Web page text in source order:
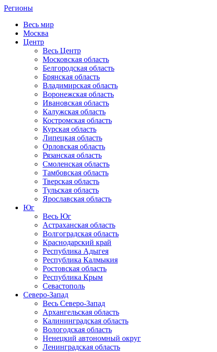
Регионы
Весь мир
Москва
Центр
Весь Центр
Московская область
Белгородская область
Брянская область
Владимирская область
Воронежская область
Ивановская область
Калужская область
Костромская область
Курская область
Липецкая область
Орловская область
Рязанская область
Смоленская область
Тамбовская область
Тверская область
Тульская область
Ярославская область
Юг
Весь Юг
Астраханская область
Волгоградская область
Краснодарский край
Республика Адыгея
Республика Калмыкия
Ростовская область
Республика Крым
Севастополь
Северо-Запад
Весь Северо-Запад
Архангельская область
Калининградская область
Вологодская область
Ненецкий автономный округ
Ленинградская область